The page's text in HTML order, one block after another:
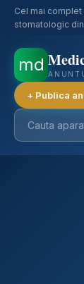
Cel mai complet
stomatologic
md
+ Publica